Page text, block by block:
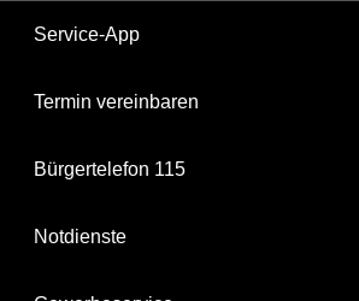
Service-App
Termin vereinbaren
Bürgertelefon 115
Notdienste